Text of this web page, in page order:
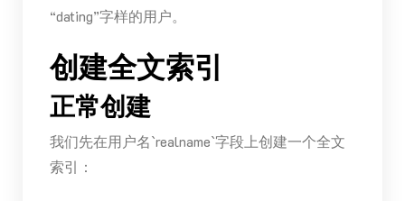
“dating”字样的用户。
创建全文索引
正常创建
我们先在用户名`realname`字段上创建一个全文
索引：